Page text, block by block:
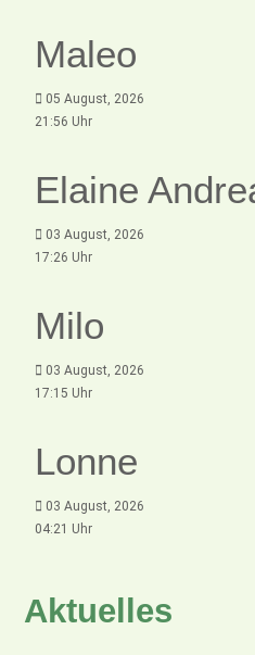
Maleo
05 August, 2026
21:56 Uhr
Elaine
03 August, 2026
17:26 Uhr
Milo
03 August, 2026
17:15 Uhr
Lonne
03 August, 2026
04:21 Uhr
Aktuelles